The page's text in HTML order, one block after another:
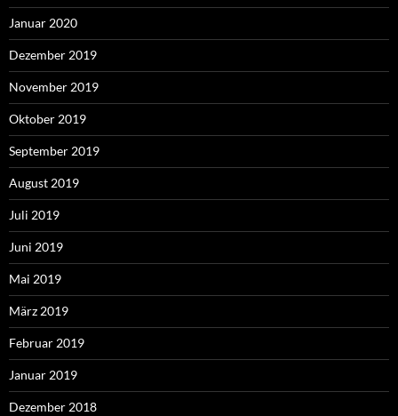
Januar 2020
Dezember 2019
November 2019
Oktober 2019
September 2019
August 2019
Juli 2019
Juni 2019
Mai 2019
März 2019
Februar 2019
Januar 2019
Dezember 2018